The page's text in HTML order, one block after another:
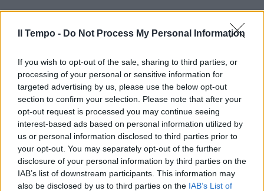
Il Tempo - Do Not Process My Personal Information
If you wish to opt-out of the sale, sharing to third parties, or
processing of your personal or sensitive information for
targeted advertising by us, please use the below opt-out
section to confirm your selection. Please note that after your
opt-out request is processed you may continue seeing
interest-based ads based on personal information utilized by
us or personal information disclosed to third parties prior to
your opt-out. You may separately opt-out of the further
disclosure of your personal information by third parties on the
IAB’s list of downstream participants. This information may
also be disclosed by us to third parties on the IAB’s List of
In evidenza